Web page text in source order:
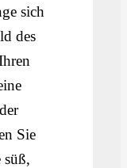
sich
des
Sie
süß,